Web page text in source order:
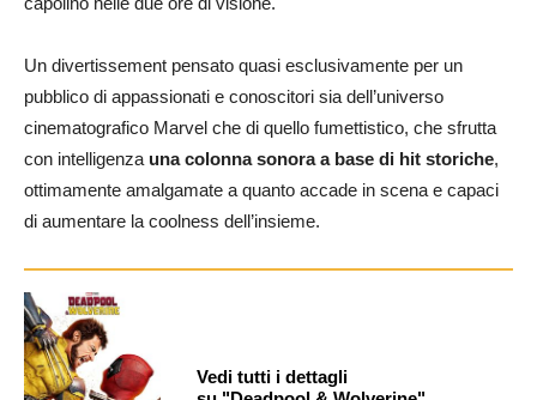
Un divertissement pensato quasi esclusivamente per un
pubblico di appassionati e conoscitori sia dell’universo
cinematografico Marvel che di quello fumettistico, che sfrutta
con intelligenza una colonna sonora a base di hit storiche,
ottimamente amalgamate a quanto accade in scena e capaci
di aumentare la coolness dell’insieme.
Vedi tutti i dettagli